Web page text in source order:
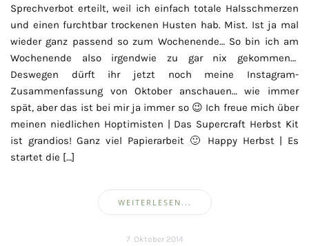
Sprechverbot erteilt, weil ich einfach totale Halsschmerzen
und einen furchtbar trockenen Husten hab. Mist. Ist ja mal
wieder ganz passend so zum Wochenende… So bin ich am
Wochenende also irgendwie zu gar nix gekommen…
Deswegen dürft ihr jetzt noch meine Instagram-
Zusammenfassung von Oktober anschauen… wie immer
spät, aber das ist bei mir ja immer so 😉 Ich freue mich über
meinen niedlichen Hoptimisten | Das Supercraft Herbst Kit
ist grandios! Ganz viel Papierarbeit 🙂 Happy Herbst | Es
startet die […]
WEITERLESEN...
7. Oktober 2014